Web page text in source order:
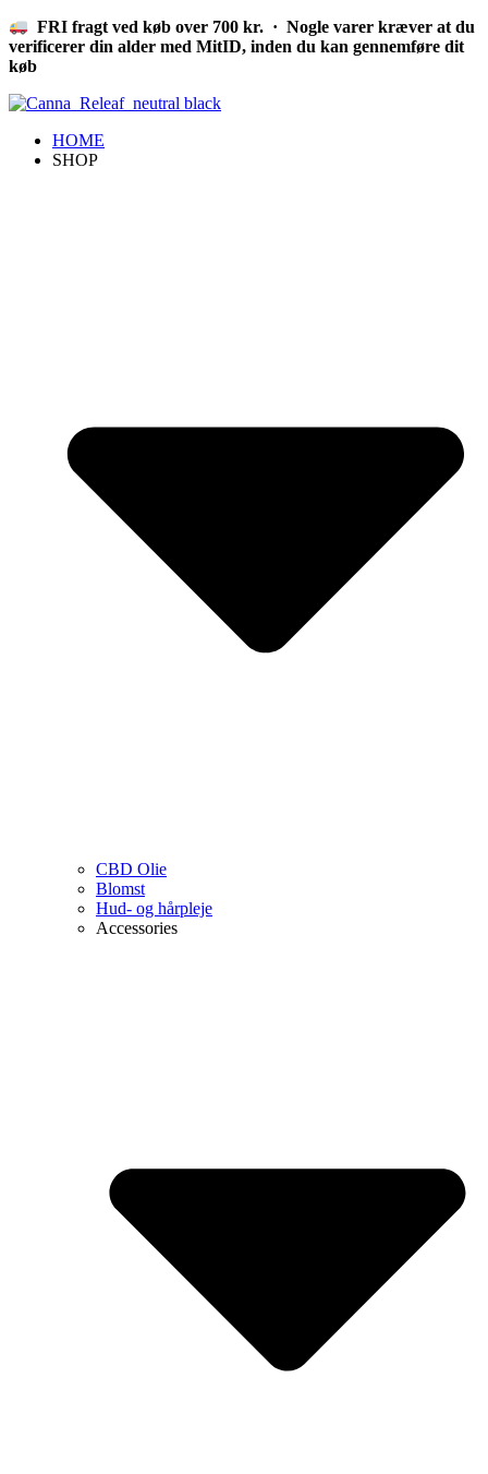
Videre
til
indhold
FRI fragt ved køb over 700 kr. · Nogle varer kræver at du
verificerer din alder med MitID, inden du kan gennemføre dit
køb
HOME
SHOP
CBD Olie
Blomst
Hud- og hårpleje
Accessories